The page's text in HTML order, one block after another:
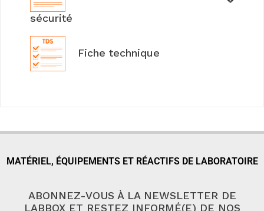
sécurité
Fiche technique
MATÉRIEL, ÉQUIPEMENTS ET RÉACTIFS DE LABORATOIRE
ABONNEZ-VOUS À LA NEWSLETTER DE
LABBOX ET RESTEZ INFORMÉ(E) DE NOS